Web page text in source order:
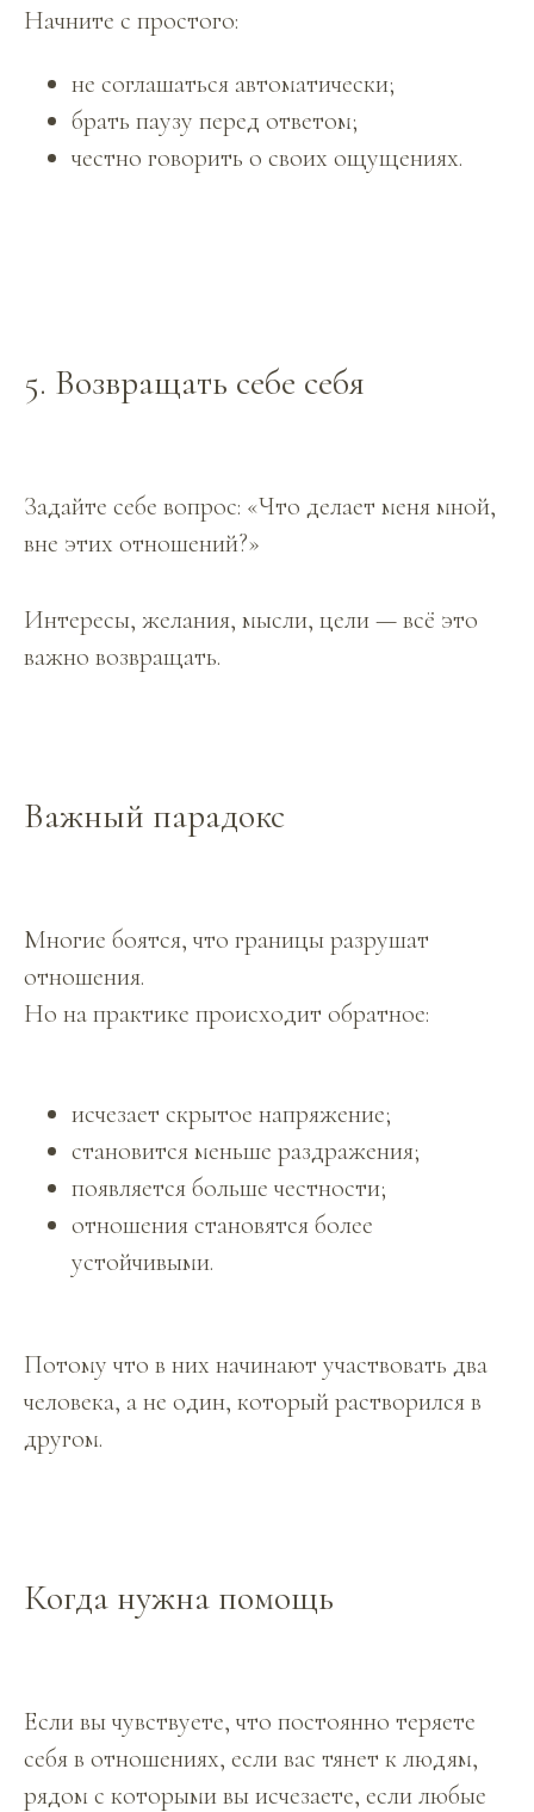
Начните с простого:
не соглашаться автоматически;
брать паузу перед ответом;
честно говорить о своих ощущениях.
5. Возвращать себе себя
Задайте себе вопрос: «Что делает меня мной,
вне этих отношений?»
Интересы, желания, мысли, цели — всё это
важно возвращать.
Важный парадокс
Многие боятся, что границы разрушат
отношения.
Но на практике происходит обратное:
исчезает скрытое напряжение;
становится меньше раздражения;
появляется больше честности;
отношения становятся более
устойчивыми.
Потому что в них начинают участвовать два
человека, а не один, который растворился в
другом.
Когда нужна помощь
Если вы чувствуете, что постоянно теряете
себя в отношениях, если вас тянет к людям,
рядом с которыми вы исчезаете, если любые